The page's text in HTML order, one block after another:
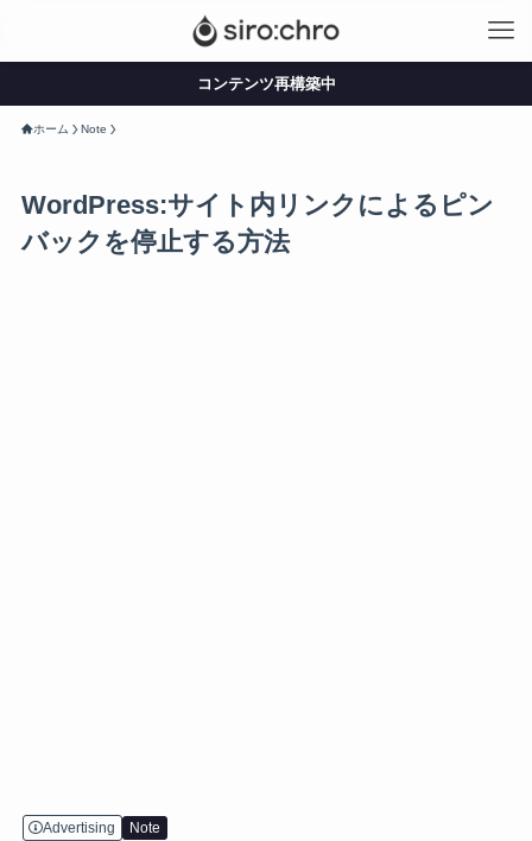
コンテンツ再構築中
ホーム Note
WordPress:サイト内リンクによるピン
バックを停止する方法
Advertising Note